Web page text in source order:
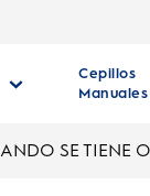
Cepillos
Manuales
SE TIENE